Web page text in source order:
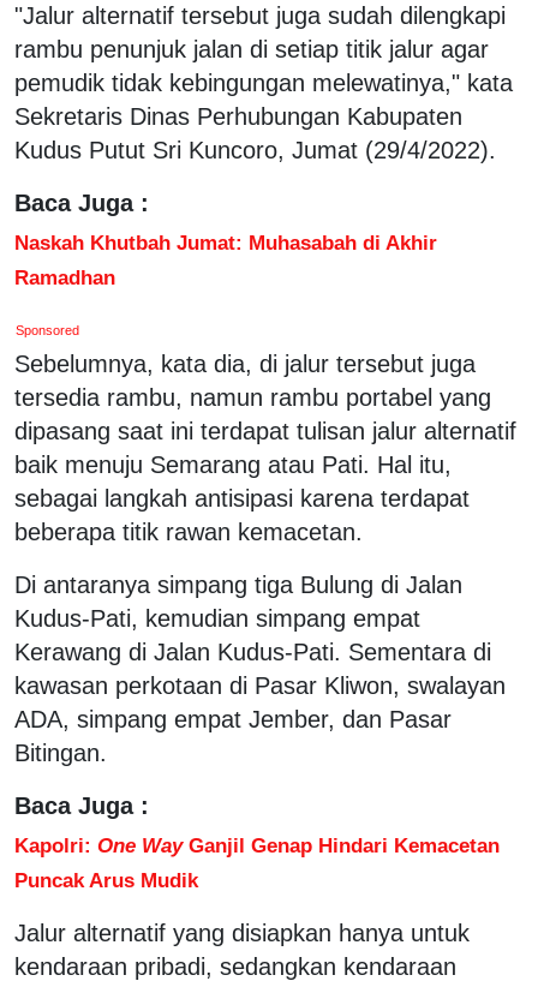
"Jalur alternatif tersebut juga sudah dilengkapi
rambu penunjuk jalan di setiap titik jalur agar
pemudik tidak kebingungan melewatinya," kata
Sekretaris Dinas Perhubungan Kabupaten
Kudus Putut Sri Kuncoro, Jumat (29/4/2022).
Baca Juga :
Naskah Khutbah Jumat: Muhasabah di Akhir
Ramadhan
Sponsored
Sebelumnya, kata dia, di jalur tersebut juga
tersedia rambu, namun rambu portabel yang
dipasang saat ini terdapat tulisan jalur alternatif
baik menuju Semarang atau Pati. Hal itu,
sebagai langkah antisipasi karena terdapat
beberapa titik rawan kemacetan.
Di antaranya simpang tiga Bulung di Jalan
Kudus-Pati, kemudian simpang empat
Kerawang di Jalan Kudus-Pati. Sementara di
kawasan perkotaan di Pasar Kliwon, swalayan
ADA, simpang empat Jember, dan Pasar
Bitingan.
Baca Juga :
Kapolri: One WayGanjil Genap Hindari Kemacetan
Puncak Arus Mudik
Jalur alternatif yang disiapkan hanya untuk
kendaraan pribadi, sedangkan kendaraan